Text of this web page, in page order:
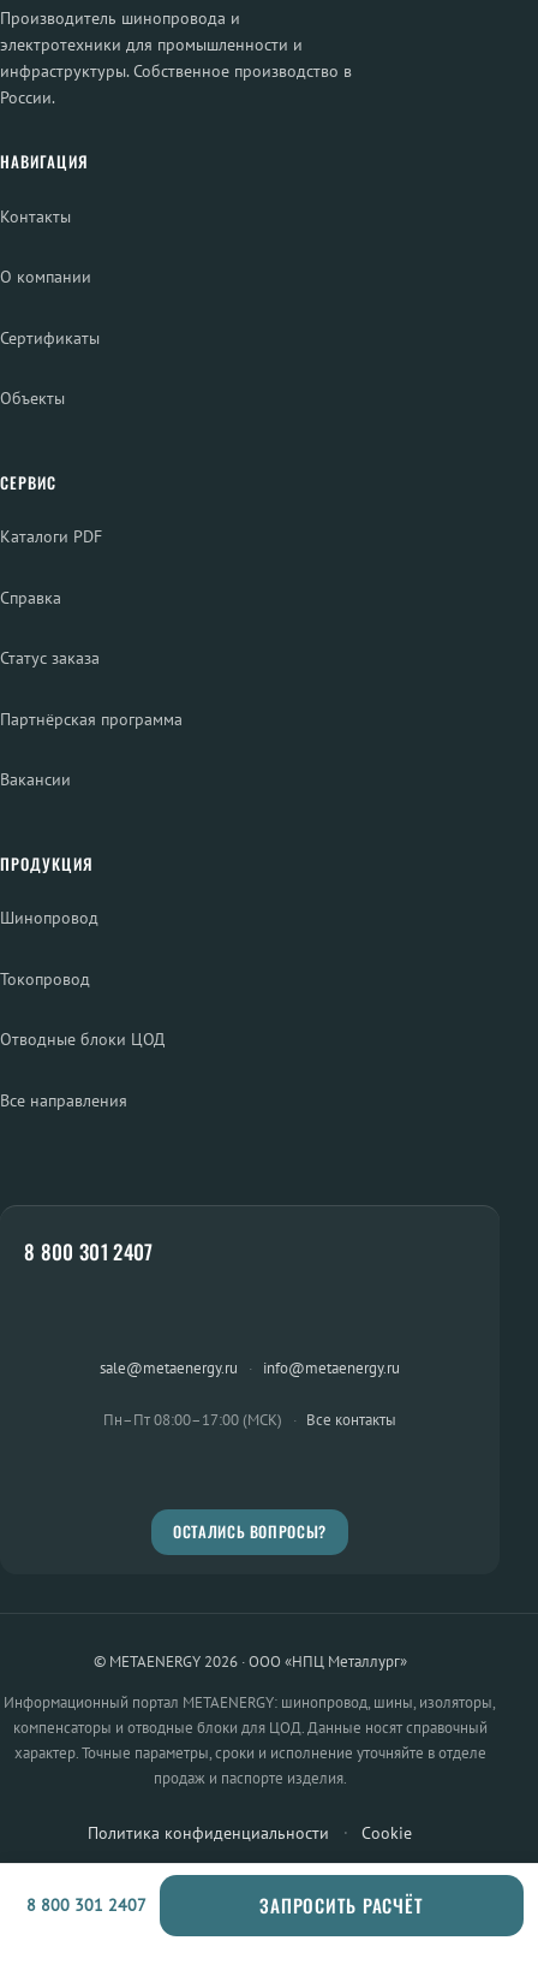
Производитель шинопровода и
электротехники для промышленности и
инфраструктуры. Собственное производство в
России.
НАВИГАЦИЯ
Контакты
О компании
Сертификаты
Объекты
СЕРВИС
Каталоги PDF
Справка
Статус заказа
Партнёрская программа
Вакансии
ПРОДУКЦИЯ
Шинопровод
Токопровод
Отводные блоки ЦОД
Все направления
8 800 301 2407
sale@metaenergy.ru · info@metaenergy.ru
Пн–Пт 08:00–17:00 (МСК) · Все контакты
ОСТАЛИСЬ ВОПРОСЫ?
© METAENERGY 2026 · ООО «НПЦ Металлург»
Информационный портал METAENERGY: шинопровод, шины, изоляторы,
компенсаторы и отводные блоки для ЦОД. Данные носят справочный
характер. Точные параметры, сроки и исполнение уточняйте в отделе
продаж и паспорте изделия.
Политика конфиденциальности · Cookie
8 800 301 2407 ЗАПРОСИТЬ РАСЧЁТ